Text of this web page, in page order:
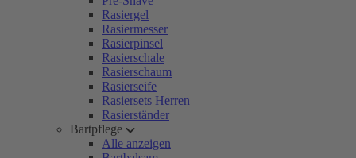
Rasiergel
Rasiermesser
Rasierpinsel
Rasierschale
Rasierschaum
Rasierseife
Rasiersets Herren
Rasierständer
Bartpflege
Alle anzeigen